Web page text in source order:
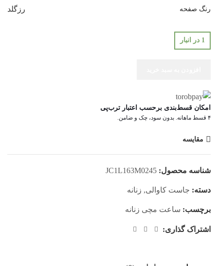
رنگ صفحه رزگلد
1 در انبار
امکان قسط‌بندی برحسب اعتبار ترب‌پی
۴ قسط ماهانه. بدون سود، چک و ضامن.
مقایسه
شناسه محصول: JC1L163M0245
دسته: جاست کاوالی, زنانه
برچسب: ساعت مچی زنانه
اشتراک گذاری: